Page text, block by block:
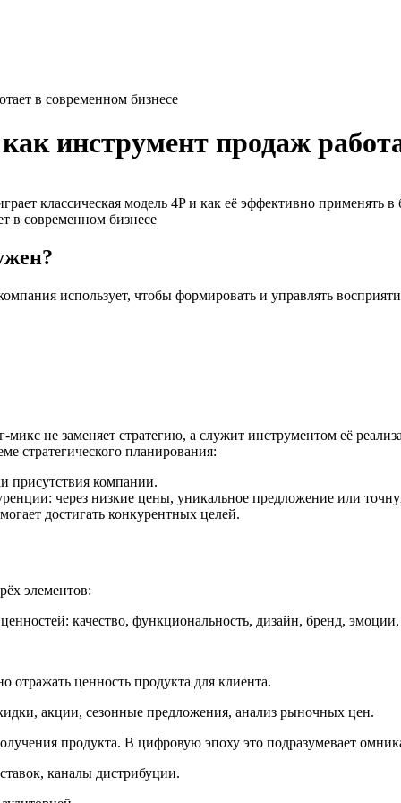
в современном бизнесе
инструмент продаж
классическая модель 4P и как её эффективно применять в
использует, чтобы формировать и управлять
не заменяет стратегию, а служит инструментом её
стратегического планирования:
присутствия компании.
через низкие цены, уникальное предложение или
достигать конкурентных целей.
элементов:
качество, функциональность, дизайн, бренд,
ценность продукта для клиента.
акции, сезонные предложения, анализ рыночных цен.
продукта. В цифровую эпоху это подразумевает
каналы дистрибуции.